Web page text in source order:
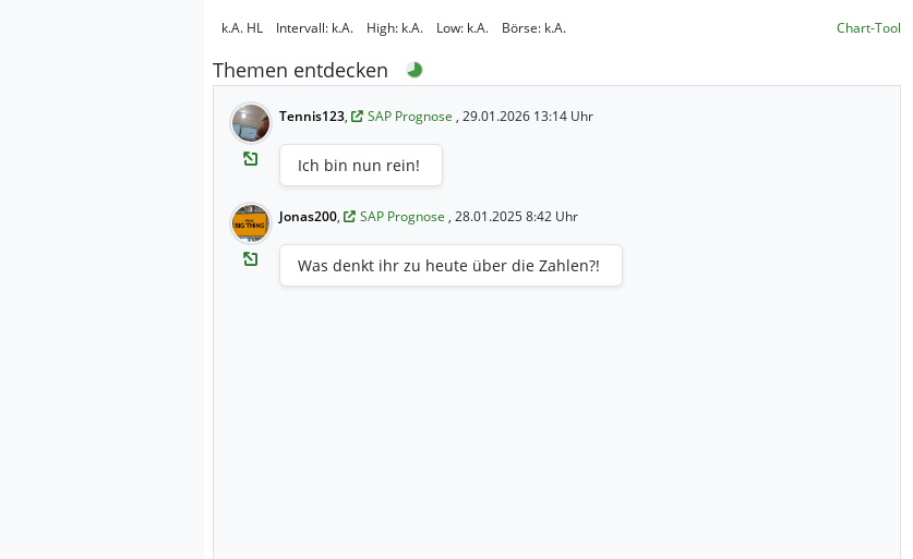
k.A. HL Intervall: k.A. High: k.A. Low: k.A. Börse: k.A. Chart-Tool
Themen entdecken
Tennis123, SAP Prognose , 29.01.2026 13:14 Uhr
Ich bin nun rein!
Jonas200, SAP Prognose , 28.01.2025 8:42 Uhr
Was denkt ihr zu heute über die Zahlen?!